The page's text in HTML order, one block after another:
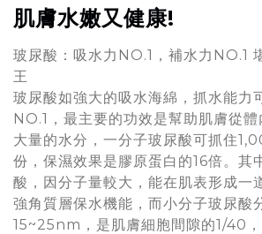
肌膚水嫩又健康!
玻尿酸：吸水力NO.1，補水力NO.1
王
玻尿酸如強大的吸水海綿，抓水能力
NO.1，最主要的功效是幫助肌膚從
大量的水分，一分子玻尿酸可抓住
份，保濕效果是膠原蛋白的16倍。其
酸，因分子量較大，能在肌表形成一
強角質層保水機能，而小分子玻尿酸
15~25nm，是肌膚細胞間隙的1/40